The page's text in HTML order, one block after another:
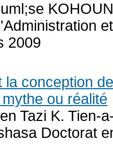
KOHOUN
2009
la conception
ou réalité
Tazi K. Tien-
Doctorat